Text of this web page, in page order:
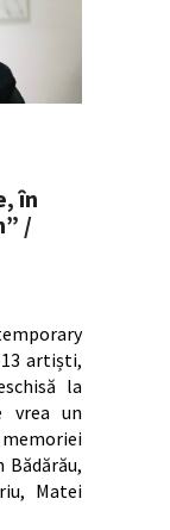
în
/
artiști,
la
vrea un
Matei